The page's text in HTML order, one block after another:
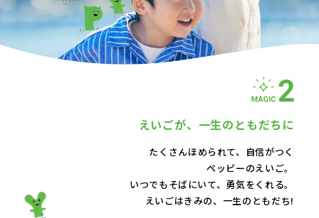
えいごが、 一生のともだちに
たくさんほめられて、自信がつく
ペッピーのえいご。
いつでもそばにいて、 勇気をくれる。
えいごはきみの、一生のともだち!